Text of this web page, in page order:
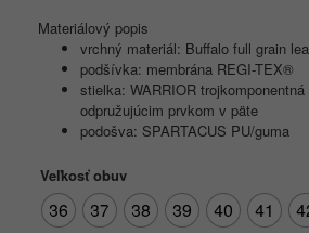
Materiálový popis
vrchný materiál: Buffalo full grain
podšívka: membrána REGI-TEX®
stielka: WARRIOR
odpružujúcim prvkom v päte
podošva: SPARTACUS PU/guma
Veľkosť obuv
36 37 38 39 40 41